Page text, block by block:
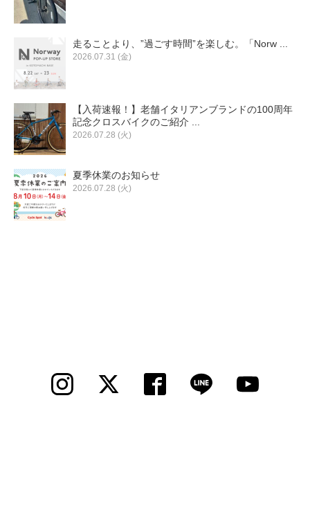
走ることより、”過ごす時間”を楽しむ。「Norw ...
2026.07.31 (金)
【入荷速報！】老舗イタリアンブランドの100周年
記念クロスバイクのご紹介 ...
2026.07.28 (火)
夏季休業のお知らせ
2026.07.28 (火)